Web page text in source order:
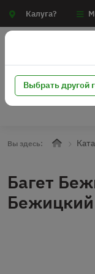
Калуга?
Вы здесь:
Багет
Выбрать другой